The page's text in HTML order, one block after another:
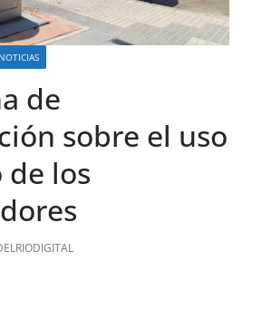
de
sobre el uso
los